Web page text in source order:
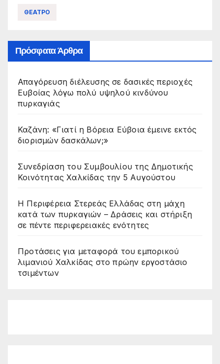
ΘΕΑΤΡΟ
Πρόσφατα Άρθρα
Απαγόρευση διέλευσης σε δασικές περιοχές
Ευβοίας λόγω πολύ υψηλού κινδύνου
πυρκαγιάς
Καζάνη: «Γιατί η Βόρεια Εύβοια έμεινε εκτός
διορισμών δασκάλων;»
Συνεδρίαση του Συμβουλίου της Δημοτικής
Κοινότητας Χαλκίδας την 5 Αυγούστου
Η Περιφέρεια Στερεάς Ελλάδας στη μάχη
κατά των πυρκαγιών – Δράσεις και στήριξη
σε πέντε περιφερειακές ενότητες
Προτάσεις για μεταφορά του εμπορικού
λιμανιού Χαλκίδας στο πρώην εργοστάσιο
τσιμέντων